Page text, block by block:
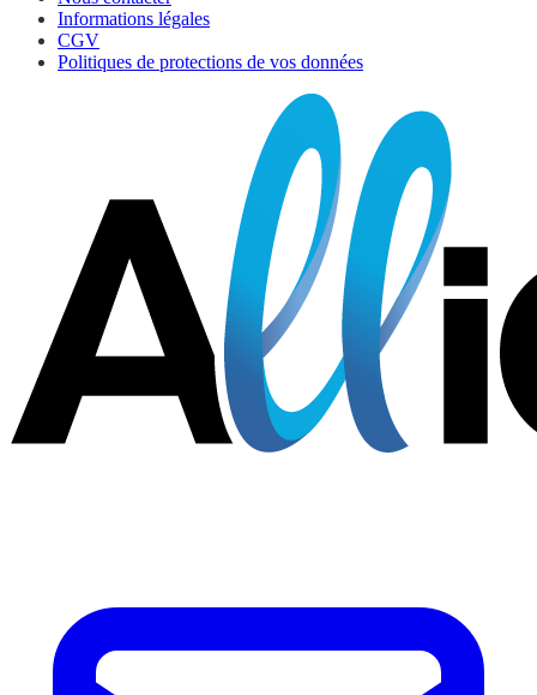
Informations légales
CGV
Politiques de protections de vos données